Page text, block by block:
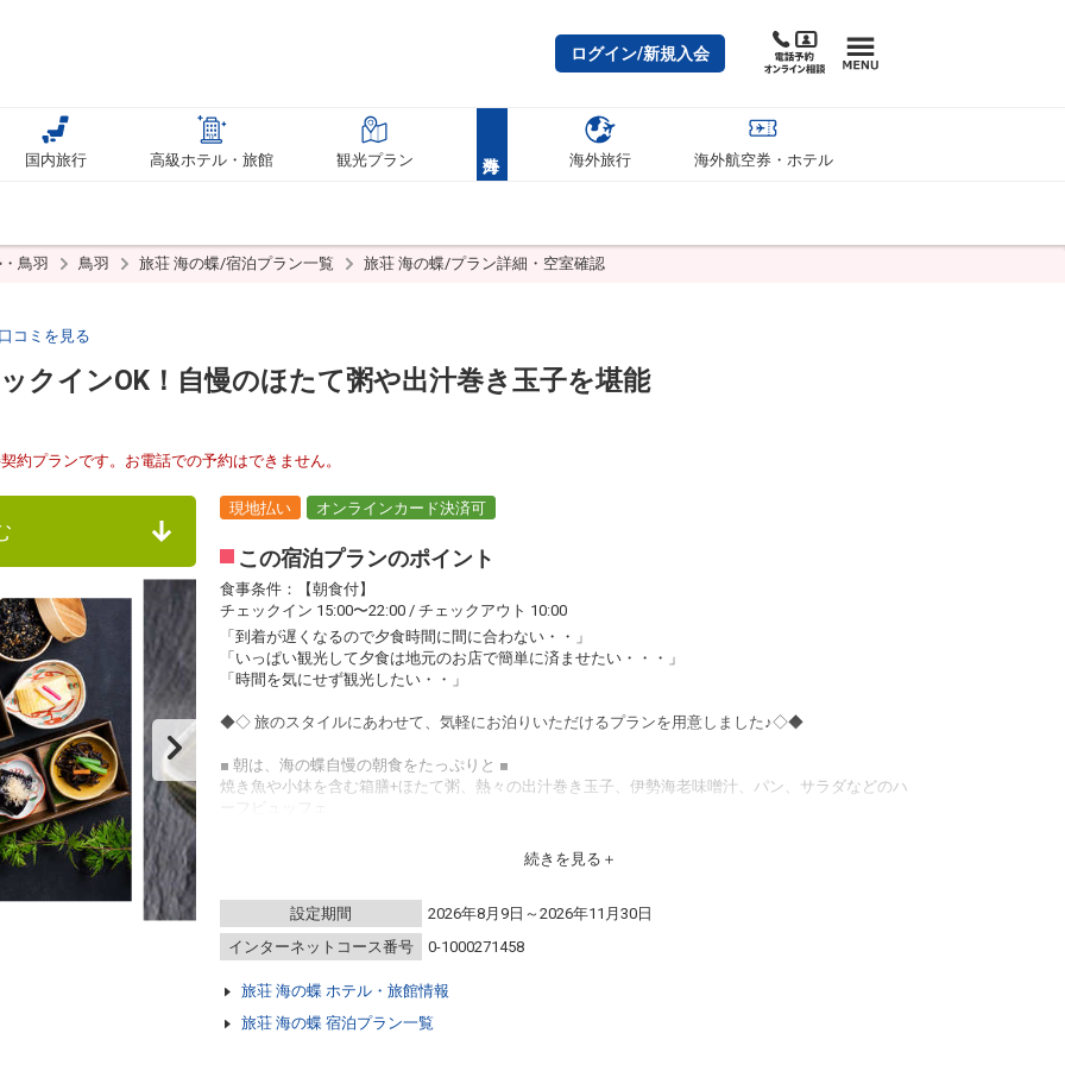
ログイン/新規入会
国内旅行 高級ホテル・旅館 観光プラン 海外旅行 海外航空券・ホテル
鳥羽 鳥羽 旅荘 海の蝶/宿泊プラン一覧 旅荘 海の蝶/プラン詳細・空室確認
コミを見る
クインOK！自慢のほたて粥や出汁巻き玉子を堪能
約プランです。お電話での予約はできません。
現地払い オンラインカード決済可
この宿泊プランのポイント
食事条件：【朝食付】
チェックイン 15:00〜22:00 / チェックアウト 10:00
「到着が遅くなるので夕食時間に間に合わない・・」
「いっぱい観光して夕食は地元のお店で簡単に済ませたい・・・」
「時間を気にせず観光したい・・」
◆◇ 旅のスタイルにあわせて、気軽にお泊りいただけるプランを用意しました♪◇◆
■ 朝は、海の蝶自慢の朝食をたっぷりと ■
焼き魚や小鉢を含む箱膳+ほたて粥、熱々の出汁巻き玉子、伊勢海老味噌汁、パン、サラダなどのハ
もちろん、海を眺めながら入れる海の蝶の大浴場もご利用いただけます。
・このプランには、夕食はついていません。
・朝食は広間で和食を用意させていただきます。
◆周辺の観光施設
続きを見る
設定期間
2026年8月9日～2026年11月30日
インターネットコース番号
0-1000271458
旅荘 海の蝶 ホテル・旅館情報
旅荘 海の蝶 宿泊プラン一覧